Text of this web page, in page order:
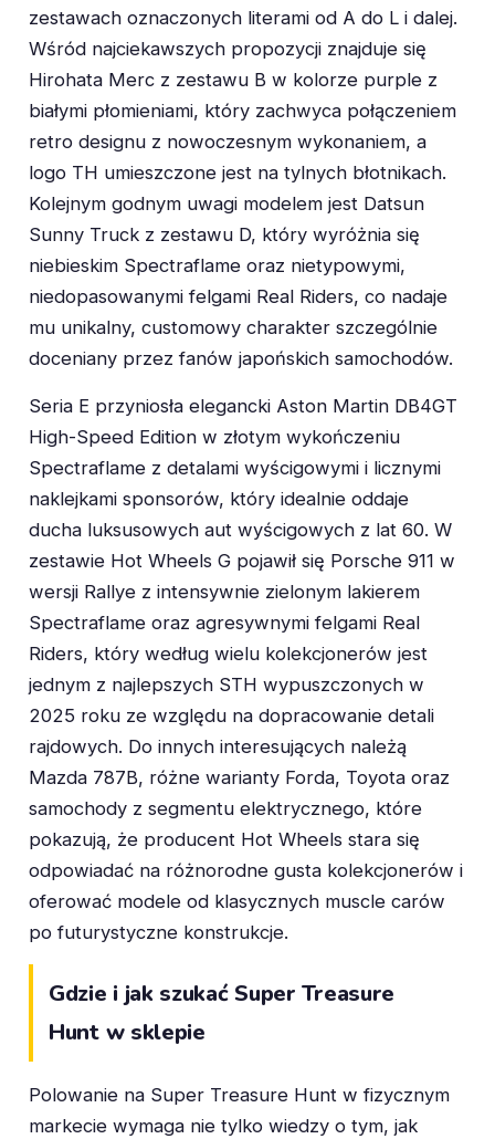
zestawach oznaczonych literami od A do L i dalej.
Wśród najciekawszych propozycji znajduje się
Hirohata Merc z zestawu B w kolorze purple z
białymi płomieniami, który zachwyca połączeniem
retro designu z nowoczesnym wykonaniem, a
logo TH umieszczone jest na tylnych błotnikach.
Kolejnym godnym uwagi modelem jest Datsun
Sunny Truck z zestawu D, który wyróżnia się
niebieskim Spectraflame oraz nietypowymi,
niedopasowanymi felgami Real Riders, co nadaje
mu unikalny, customowy charakter szczególnie
doceniany przez fanów japońskich samochodów.
Seria E przyniosła elegancki Aston Martin DB4GT
High-Speed Edition w złotym wykończeniu
Spectraflame z detalami wyścigowymi i licznymi
naklejkami sponsorów, który idealnie oddaje
ducha luksusowych aut wyścigowych z lat 60. W
zestawie Hot Wheels G pojawił się Porsche 911 w
wersji Rallye z intensywnie zielonym lakierem
Spectraflame oraz agresywnymi felgami Real
Riders, który według wielu kolekcjonerów jest
jednym z najlepszych STH wypuszczonych w
2025 roku ze względu na dopracowanie detali
rajdowych. Do innych interesujących należą
Mazda 787B, różne warianty Forda, Toyota oraz
samochody z segmentu elektrycznego, które
pokazują, że producent Hot Wheels stara się
odpowiadać na różnorodne gusta kolekcjonerów i
oferować modele od klasycznych muscle carów
po futurystyczne konstrukcje.
Gdzie i jak szukać Super Treasure
Hunt w sklepie
Polowanie na Super Treasure Hunt w fizycznym
markecie wymaga nie tylko wiedzy o tym, jak